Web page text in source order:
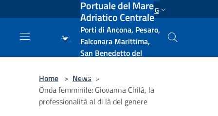
Salta al contenuto principale ENG
Portuale del Mare
Adriatico Centrale
Porti di Ancona, Pesaro,
Falconara Marittima,
San Benedetto del
e Vasto
Home > News >
Onda femminile: Giovanna Chilà, la
professionalità al di là del genere